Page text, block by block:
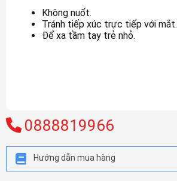
Không nuốt.
Tránh tiếp xúc trực tiếp với mắt.
Để xa tầm tay trẻ nhỏ.
0888819966
Hướng dẫn mua hàng